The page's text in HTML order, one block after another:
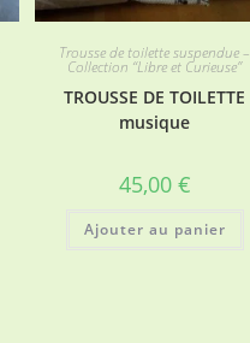
Trousse de toilette suspendue –
Collection “Libre et Curieuse”
TROUSSE DE TOILETTE
musique
45,00 €
Ajouter au panier